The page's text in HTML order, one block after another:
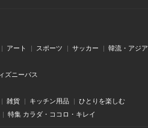
アート スポーツ サッカー 韓流・アジア
ズニーパス
雑貨 キッチン用品 ひとりを楽しむ
特集 カラダ・ココロ・キレイ